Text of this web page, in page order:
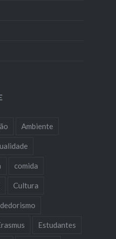
Ambiente
comida
Cultura
Estudantes